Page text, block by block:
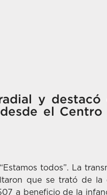
y
el Centro
todos”. La
que se trató de
a beneficio de la